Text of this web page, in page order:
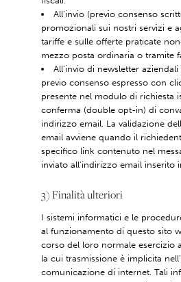
All’invio (previo consenso
promozionali sui nostri servizi e
tariffe e sulle offerte praticate
mezzo posta ordinaria o tramite
All’invio di newsletter
previo consenso espresso con
presente nel modulo di richiesta
conferma (double opt-in) di
indirizzo email. La validazione
email avviene quando il
specifico link contenuto nel
inviato all'indirizzo email inserito
3) Finalità ulteriori
I sistemi informatici e le
al funzionamento di questo sito
corso del loro normale esercizio
la cui trasmissione è implicita
comunicazione di internet. Tali